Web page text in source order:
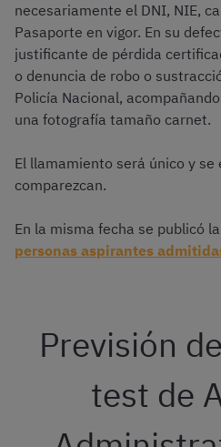
necesariamente el DNI, NIE,
Pasaporte en vigor. En su
justificante de pérdida
o denuncia de robo o
Policía Nacional,
una fotografía tamaño carnet.
El llamamiento será único y se
comparezcan.
En la misma fecha se publicó la
personas aspirantes
Previsión
test de